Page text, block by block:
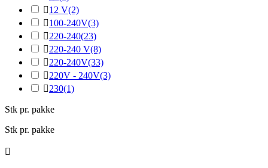
12 V(2)
100-240V(3)
220-240(23)
220-240 V(8)
220-240V(33)
220V - 240V(3)
230(1)
Stk pr. pakke
Stk pr. pakke
